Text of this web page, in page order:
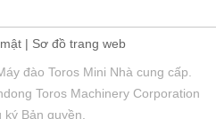
| Sơ đồ trang web
đào Toros Mini Nhà cung cấp.
Toros Machinery Corporation
ký Bản quyền.